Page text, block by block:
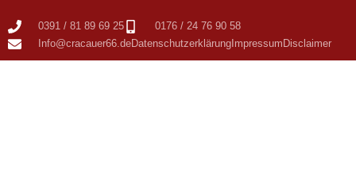
0391 / 81 89 69 25
0176 / 24 76 90 58
Info@cracauer66.deDatenschutzerklärung Impressum Disclaimer